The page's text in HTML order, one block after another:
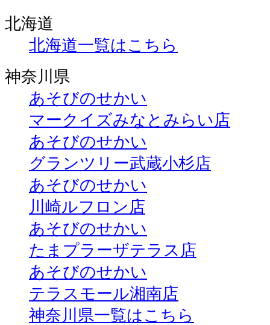
北海道
北海道一覧はこちら
神奈川県
あそびのせかい
マークイズみなとみらい店
あそびのせかい
グランツリー武蔵小杉店
あそびのせかい
川崎ルフロン店
あそびのせかい
たまプラーザテラス店
あそびのせかい
テラスモール湘南店
神奈川県一覧はこちら